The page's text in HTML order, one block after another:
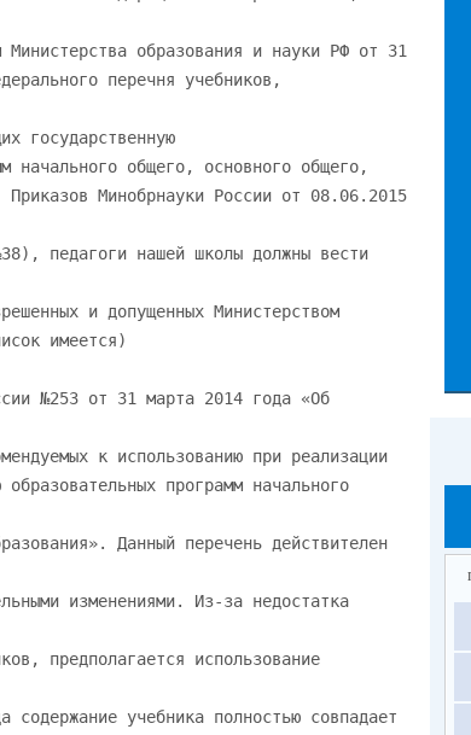
образования и науки РФ от 31
перечня учебников,
государственную
начального общего, основного общего,
Минобрнауки России от 08.06.2015
педагоги нашей школы должны вести
и допущенных Министерством
имеется)
№253 от 31 марта 2014 года «Об
к использованию при реализации
программ начального
Данный перечень действителен
изменениями. Из-за недостатка
предполагается использование
учебника полностью совпадает